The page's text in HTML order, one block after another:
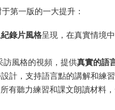
第一版的一大提升：
紀錄片風格呈現，在真實情境
訪風格的視頻，提供真實的語
計，支持語言點的講解和練習
所有聽力練習和課文朗讀材料